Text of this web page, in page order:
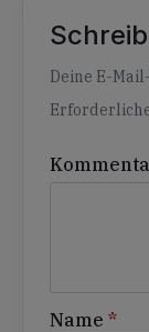
Deine E-
Name *
Alternative: